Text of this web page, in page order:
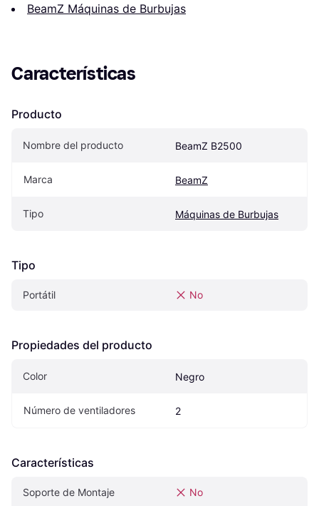
BeamZ Máquinas de Burbujas
Características
Producto
Nombre del producto BeamZ B2500
Marca BeamZ
Tipo Máquinas de Burbujas
Tipo
Portátil No
Propiedades del producto
Color Negro
Número de ventiladores 2
Características
Soporte de Montaje No